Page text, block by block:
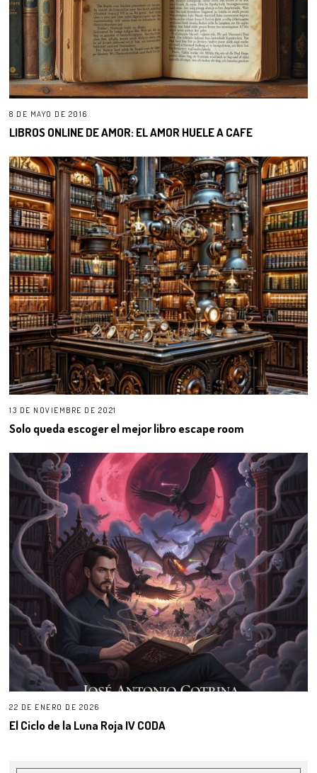
8 DE MAYO DE 2016
LIBROS ONLINE DE AMOR: EL AMOR HUELE A CAFE
13 DE NOVIEMBRE DE 2021
Solo queda escoger el mejor libro escape room
22 DE ENERO DE 2026
El Ciclo de la Luna Roja IV CODA